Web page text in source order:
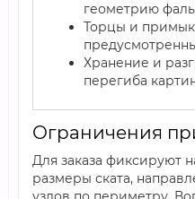
геометрию
Торцы и
Хранение и
перегиба
Ограничения
Для заказа фиксируют
размеры ската,